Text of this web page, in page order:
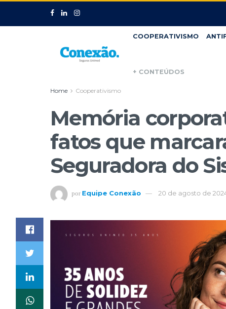
COOPERATIVISMO
+ CONTEÚDOS
Home Cooperativismo
Memória
fatos que
Seguradora do
por Equipe Conexão 20 de agosto de